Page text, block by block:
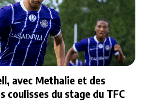
avec Methalie et des
coulisses du stage du TFC